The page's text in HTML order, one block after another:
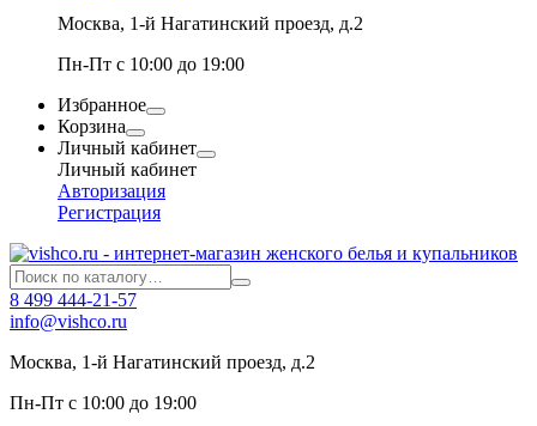
Москва, 1-й Нагатинский проезд, д.2
Пн-Пт с 10:00 до 19:00
Избранное
Корзина
Личный кабинет
Личный кабинет
Авторизация
Регистрация
8 499 444-21-57
info@vishco.ru
Москва, 1-й Нагатинский проезд, д.2
Пн-Пт с 10:00 до 19:00